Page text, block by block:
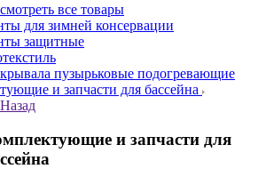
все товары
для зимней консервации
защитные
пузырьковые подогревающие
и запчасти для бассейна
Назад
и запчасти для